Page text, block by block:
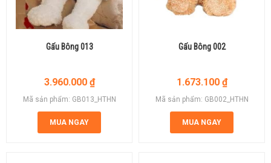
Gấu Bông 013
3.960.000 ₫
Mã sản phẩm: GB013_HTHN
MUA NGAY
Gấu Bông 002
1.673.100 ₫
Mã sản phẩm: GB002_HTHN
MUA NGAY